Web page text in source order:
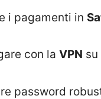
i pagamenti in
con la VPN
password